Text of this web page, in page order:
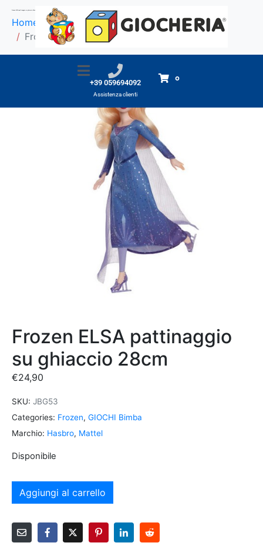
+39 059694092
Assistenza clienti
0
Home
Prodotti
Frozen ELSA pattinaggio su ghiaccio 28cm
Frozen ELSA pattinaggio
su ghiaccio 28cm
€24,90
SKU: JBG53
Categories: Frozen, GIOCHI Bimba
Marchio: Hasbro, Mattel
Disponibile
Aggiungi al carrello